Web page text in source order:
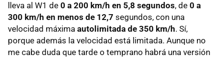
lleva al W1 de 0 a 200 km/h en 5,8 segundos, de 0 a
300 km/h en menos de 12,7 segundos, con una
velocidad máxima autolimitada de 350 km/h. Sí,
porque además la velocidad está limitada. Aunque no
me cabe duda que tarde o temprano habrá una versión